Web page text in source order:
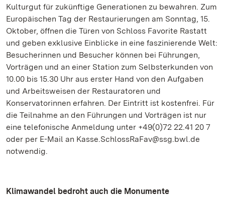
Kulturgut für zukünftige Generationen zu bewahren. Zum
Europäischen Tag der Restaurierungen am Sonntag, 15.
Oktober, öffnen die Türen von Schloss Favorite Rastatt
und geben exklusive Einblicke in eine faszinierende Welt:
Besucherinnen und Besucher können bei Führungen,
Vorträgen und an einer Station zum Selbsterkunden von
10.00 bis 15.30 Uhr aus erster Hand von den Aufgaben
und Arbeitsweisen der Restauratoren und
Konservatorinnen erfahren. Der Eintritt ist kostenfrei. Für
die Teilnahme an den Führungen und Vorträgen ist nur
eine telefonische Anmeldung unter +49(0)72 22.41 20 7
oder per E-Mail an Kasse.SchlossRaFav@ssg.bwl.de
notwendig.
Klimawandel bedroht auch die Monumente